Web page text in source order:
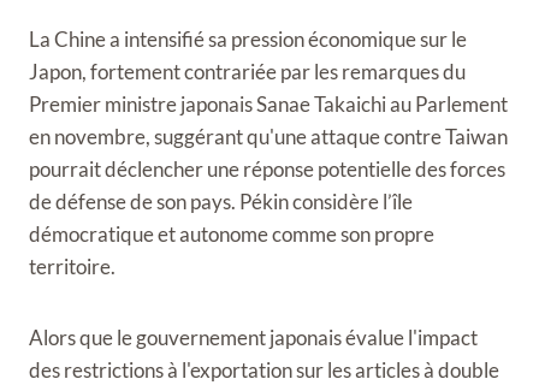
La Chine a intensifié sa pression économique sur le
Japon, fortement contrariée par les remarques du
Premier ministre japonais Sanae Takaichi au Parlement
en novembre, suggérant qu'une attaque contre Taiwan
pourrait déclencher une réponse potentielle des forces
de défense de son pays. Pékin considère l’île
démocratique et autonome comme son propre
territoire.
Alors que le gouvernement japonais évalue l'impact
des restrictions à l'exportation sur les articles à double